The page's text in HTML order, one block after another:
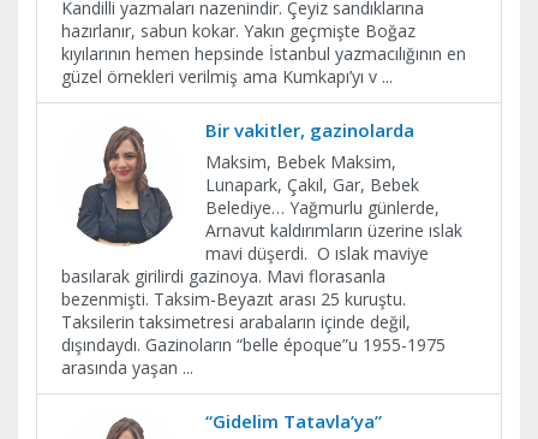
Kandilli yazmaları nazenindir. Çeyiz sandıklarına
hazırlanır, sabun kokar. Yakın geçmişte Boğaz
kıyılarının hemen hepsinde İstanbul yazmacılığının en
güzel örnekleri verilmiş ama Kumkapı’yı v ...
Bir vakitler, gazinolarda
Maksim, Bebek Maksim,
Lunapark, Çakıl, Gar, Bebek
Belediye… Yağmurlu günlerde,
Arnavut kaldırımların üzerine ıslak
mavi düşerdi. O ıslak maviye
basılarak girilirdi gazinoya. Mavi florasanla
bezenmişti. Taksim-Beyazıt arası 25 kuruştu.
Taksilerin taksimetresi arabaların içinde değil,
dışındaydı. Gazinoların “belle époque”u 1955-1975
arasında yaşan ...
“Gidelim Tatavla’ya”